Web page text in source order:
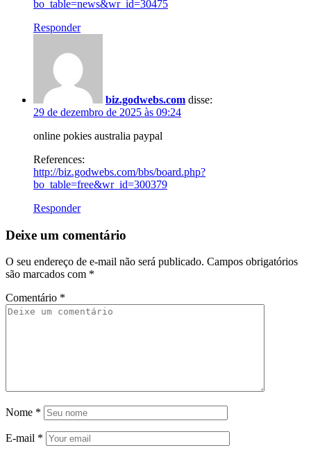
bo_table=news&wr_id=30475
Responder
biz.godwebs.com disse:
29 de dezembro de 2025 às 09:24
online pokies australia paypal
References:
http://biz.godwebs.com/bbs/board.php?
bo_table=free&wr_id=300379
Responder
Deixe um comentário
O seu endereço de e-mail não será publicado. Campos obrigatórios
são marcados com *
Comentário *
Nome *
E-mail *